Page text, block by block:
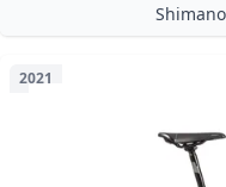
2021